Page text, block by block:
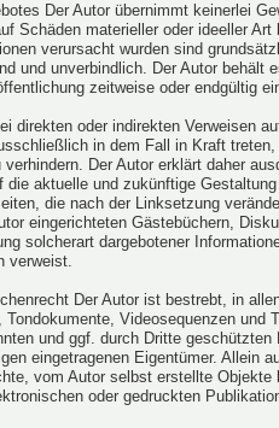
Der Autor übernimmt keinerlei
Schäden materieller oder ideeller
verursacht wurden sind
und unverbindlich. Der Autor behält
zeitweise oder endgültig
direkten oder indirekten Verweisen
in dem Fall in Kraft
Der Autor erklärt daher
die aktuelle und zukünftige
die nach der Linksetzung
eingerichteten Gästebüchern,
solcherart dargebotener
verweist.
Der Autor ist bestrebt, in
Videosequenzen und
und ggf. durch Dritte
eingetragenen Eigentümer.
vom Autor selbst erstellte
oder gedruckten